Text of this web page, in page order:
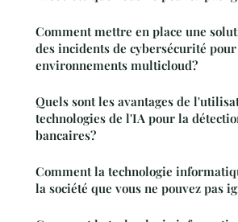
Comment mettre en place une
des incidents de cybersécurité
environnements multicloud?
Quels sont les avantages de
technologies de l'IA pour la
bancaires?
Comment la technologie
la société que vous ne pouvez pas